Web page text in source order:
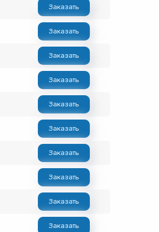
Заказать
Заказать
Заказать
Заказать
Заказать
Заказать
Заказать
Заказать
Заказать
Заказать